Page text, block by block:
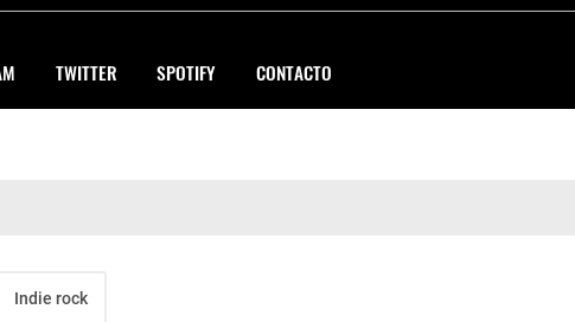
TWITTER SPOTIFY CONTACTO
Indie rock